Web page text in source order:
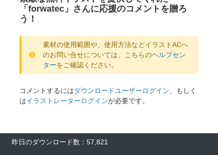
「forwatec」さんに応援のコメントを贈ろ
う！
素材の使用範囲や、使用方法などイラストACへ
のお問い合せについては、こちらのヘルプセン
ターをご確認ください。
コメントするにはダウンロードユーザーログイン 、もしく
はイラストレーターログインが必要です。
昨日のダウンロード数：57,821